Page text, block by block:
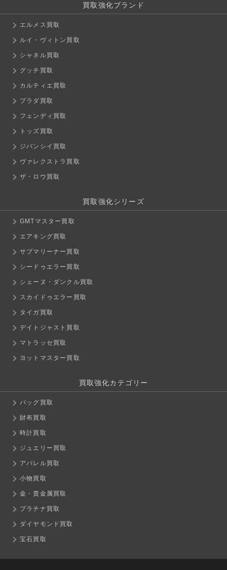
買取強化ブランド
エルメス買取
ルイ・ヴィトン買取
シャネル買取
グッチ買取
カルティエ買取
プラダ買取
フェンディ買取
トッズ買取
ジバンシイ買取
ヴァレクストラ買取
ザ・ロウ買取
買取強化シリーズ
GMTマスター買取
エアキング買取
サブマリーナー買取
シードゥエラー買取
シェーヌ・ダンクル買取
スカイドゥエラー買取
タイガ買取
デイトジャスト買取
マトラッセ買取
ヨットマスター買取
買取強化カテゴリー
バッグ買取
財布買取
時計買取
ジュエリー買取
アパレル買取
小物買取
金・貴金属買取
プラチナ買取
ダイヤモンド買取
宝石買取